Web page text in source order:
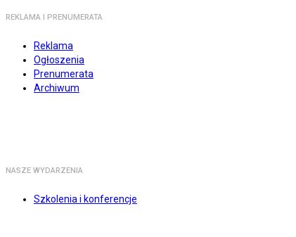
REKLAMA I PRENUMERATA
Reklama
Ogłoszenia
Prenumerata
Archiwum
NASZE WYDARZENIA
Szkolenia i konferencje